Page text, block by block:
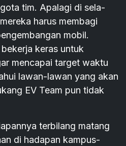
tim. Apalagi di sela-
harus membagi
mobil.
keras untuk
mencapai target waktu
lawan-lawan yang akan
EV Team pun tidak
terbilang matang
di hadapan kampus-